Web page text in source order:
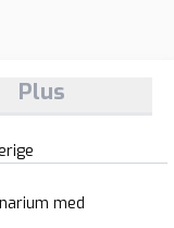
Plus
med